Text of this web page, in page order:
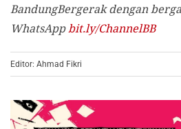
BandungBergerak dengan
WhatsAppbit.ly/ChannelBB
Editor: Ahmad Fikri